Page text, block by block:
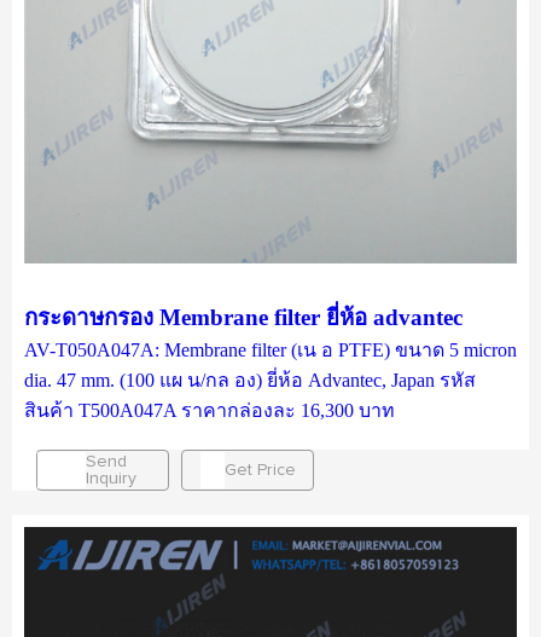
กระดาษกรอง Membrane filter ยี่ห้อ advantec
AV-T050A047A: Membrane filter (เน อ PTFE) ขนาด 5 micron
dia. 47 mm. (100 แผ น/กล อง) ยี่ห้อ Advantec, Japan รหัส
สินค้า T500A047A ราคากล่องละ 16,300 บาท
Send
Inquiry
Get Price